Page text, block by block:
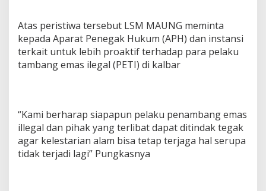
Atas peristiwa tersebut LSM MAUNG meminta
kepada Aparat Penegak Hukum (APH) dan instansi
terkait untuk lebih proaktif terhadap para pelaku
tambang emas ilegal (PETI) di kalbar
“Kami berharap siapapun pelaku penambang emas
illegal dan pihak yang terlibat dapat ditindak tegak
agar kelestarian alam bisa tetap terjaga hal serupa
tidak terjadi lagi” Pungkasnya